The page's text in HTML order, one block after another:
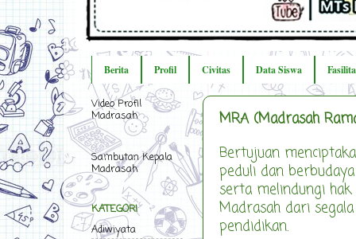
Berita Profil Civitas Data Siswa
MRA (Madrasah
Bertujuan
peduli dan
serta melindungi
Madrasah dari
pendidikan.
Video Profil
Madrasah
Sambutan Kepala
Madrasah
KATEGORI
Adiwiyata